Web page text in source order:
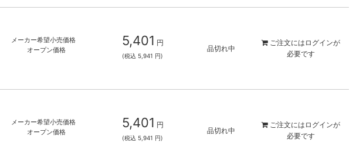
メーカー希望小売価格
オープン価格
5,401 円
(税込 5,941 円)
品切れ中
ご注文には ログインが
必要です
メーカー希望小売価格
オープン価格
5,401 円
(税込 5,941 円)
品切れ中
ご注文には ログインが
必要です